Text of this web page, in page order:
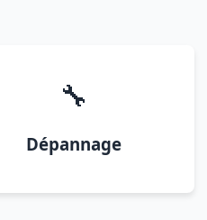
🔧
Dépannage